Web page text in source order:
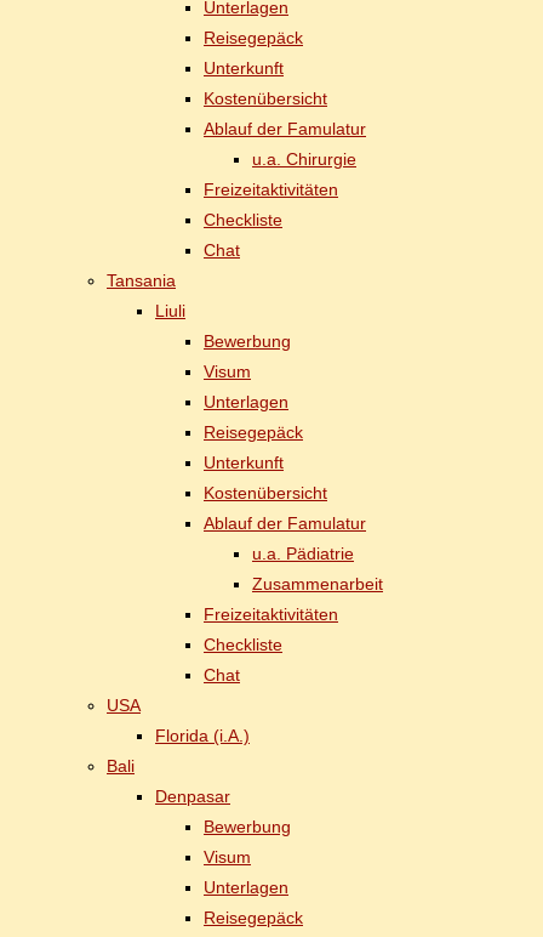
Un­ter­la­gen
Rei­se­ge­päck
Un­ter­kunft
Kos­ten­über­sicht
Ab­lauf der Famulatur
u.a. Chir­ur­gie
Frei­zeit­ak­ti­vi­tä­ten
Check­lis­te
Chat
Tan­sa­nia
Liu­li
Be­wer­bung
Vi­sum
Un­ter­la­gen
Rei­se­ge­päck
Un­ter­kunft
Kos­ten­über­sicht
Ab­lauf der Famulatur
u.a. Päd­ia­trie
Zu­sam­men­ar­beit
Frei­zeit­ak­ti­vi­tä­ten
Check­lis­te
Chat
USA
Flo­ri­da (i.A.)
Ba­li
Den­pasar
Be­wer­bung
Vi­sum
Un­ter­la­gen
Rei­se­ge­päck